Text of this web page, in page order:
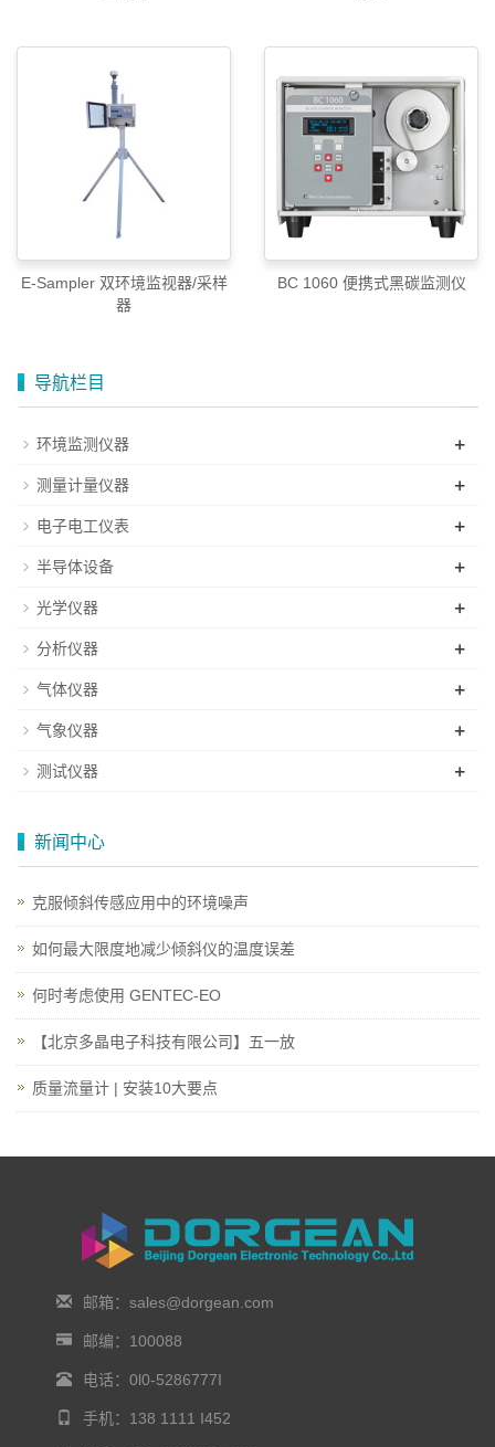
E-Sampler 双环境监视器/采样
器
BC 1060 便携式黑碳监测仪
导航栏目
环境监测仪器 +
测量计量仪器 +
电子电工仪表 +
半导体设备 +
光学仪器 +
分析仪器 +
气体仪器 +
气象仪器 +
测试仪器 +
新闻中心
克服倾斜传感应用中的环境噪声
如何最大限度地减少倾斜仪的温度误差
何时考虑使用 GENTEC-EO
【北京多晶电子科技有限公司】五一放
质量流量计 | 安装10大要点
邮箱：sales@dorgean.com
邮编：100088
电话：0l0-5286777I
手机：138 1111 I452